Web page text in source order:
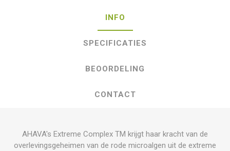
INFO
SPECIFICATIES
BEOORDELING
CONTACT
AHAVA's Extreme Complex TM krijgt haar kracht van de
overlevingsgeheimen van de rode microalgen uit de extreme